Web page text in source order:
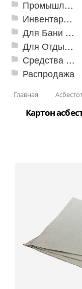
Промышленный текстиль
Инвентарь для клининга
Для Бани и Сауны
Для Отдыха и Пикника
Средства от насекомых и садовых вредителей
Распродажа
Главная
Картон